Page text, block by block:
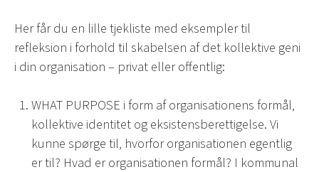
Her får du en lille tjekliste med eksempler til
refleksion i forhold til skabelsen af det kollektive geni
i din organisation – privat eller offentlig:
WHAT PURPOSE i form af organisationens formål,
kollektive identitet og eksistensberettigelse. Vi
kunne spørge til, hvorfor organisationen egentlig
er til? Hvad er organisationen formål? I kommunal